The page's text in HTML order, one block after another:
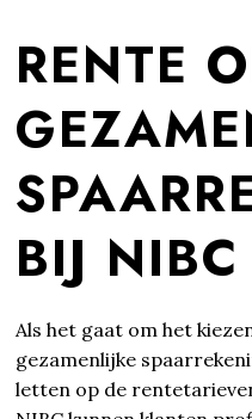
RENTE
BIJ NIBC
Als het gaat om het
gezamenlijke
letten op de